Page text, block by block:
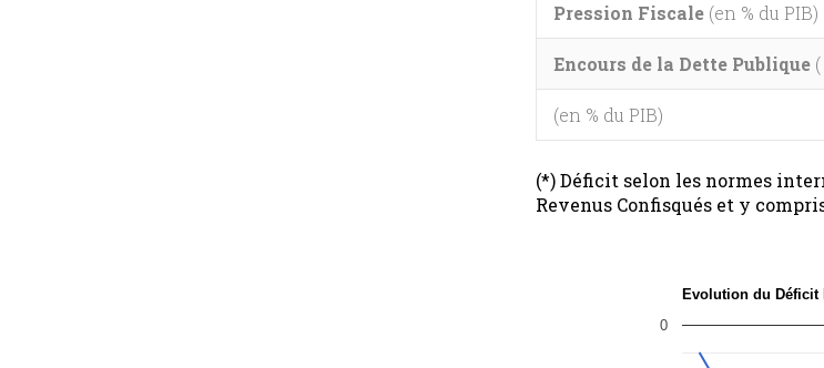
Pression Fiscale (en % du PIB)
Encours de la Dette Publique
(en % du PIB)
(*) Déficit selon les normes
Revenus Confisqués et y
Evolution du Déficit
0